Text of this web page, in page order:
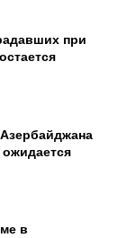
при
ожидается
в